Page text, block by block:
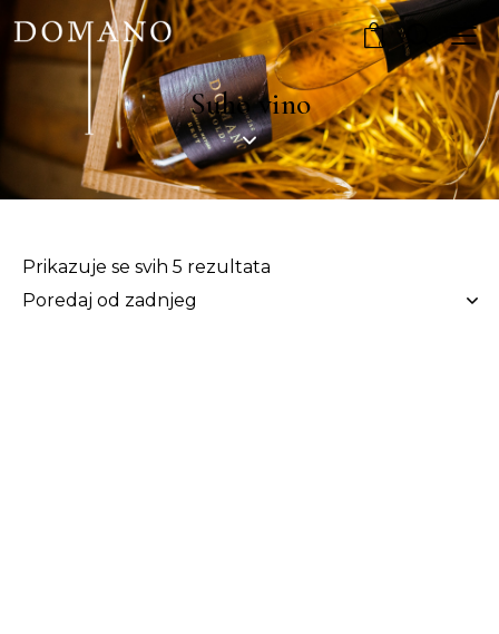
0
Suho vino
Prikazuje se svih 5 rezultata